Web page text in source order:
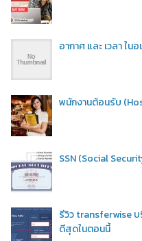
อากาศ และ เวลา ในอ
พนักงานต้อนรับ
SSN (Social
รีวิว transferwise บ
ดีสุดในตอนนี้